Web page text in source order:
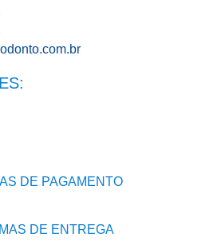
DE PAGAMENTO
DE ENTREGA